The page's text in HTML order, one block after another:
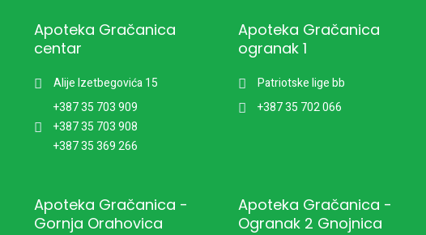
Apoteka Gračanica
centar
Alije Izetbegovića 15
+387 35 703 909
+387 35 703 908
+387 35 369 266
Apoteka Gračanica
ogranak 1
Patriotske lige bb
+387 35 702 066
Apoteka Gračanica -
Gornja Orahovica
Apoteka Gračanica -
Ogranak 2 Gnojnica